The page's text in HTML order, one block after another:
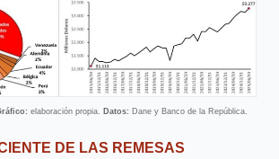
elaboración propia. Datos: Dane y Banco de la República.
DE LAS REMESAS